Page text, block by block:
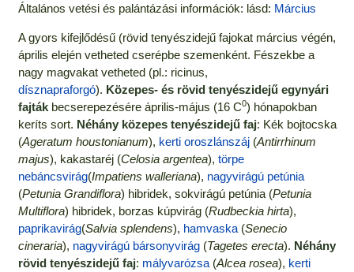
Általános vetési és palántázási információk: lásd: Március
A gyors kifejlődésű (rövid tenyészidejű fajokat március végén,
április elején vetheted cserépbe szemenként. Fészekbe a
nagy magvakat vetheted (pl.: ricinus,
dísznapraforgó). Közepes- és rövid tenyészidejű egynyári
fajtákbecserepezésére április-május (16 C0) hónapokban
keríts sort. Néhány közepes tenyészidejű faj: Kék bojtocska
(Ageratum houstonianum), kerti oroszlánszáj(Antirrhinum
majus), kakastaréj (Celosia argentea), törpe
nebáncsvirág(Impatiens walleriana), nagyvirágú petúnia
(Petunia Grandiflora) hibridek, sokvirágú petúnia (Petunia
Multiflora) hibridek, borzas kúpvirág (Rudbeckia hirta),
paprikavirág(Salvia splendens), hamvaska(Senecio
cineraria), nagyvirágú bársonyvirág(Tagetes erecta). Néhány
rövid tenyészidejű faj: mályvarózsa(Alcea rosea), kerti